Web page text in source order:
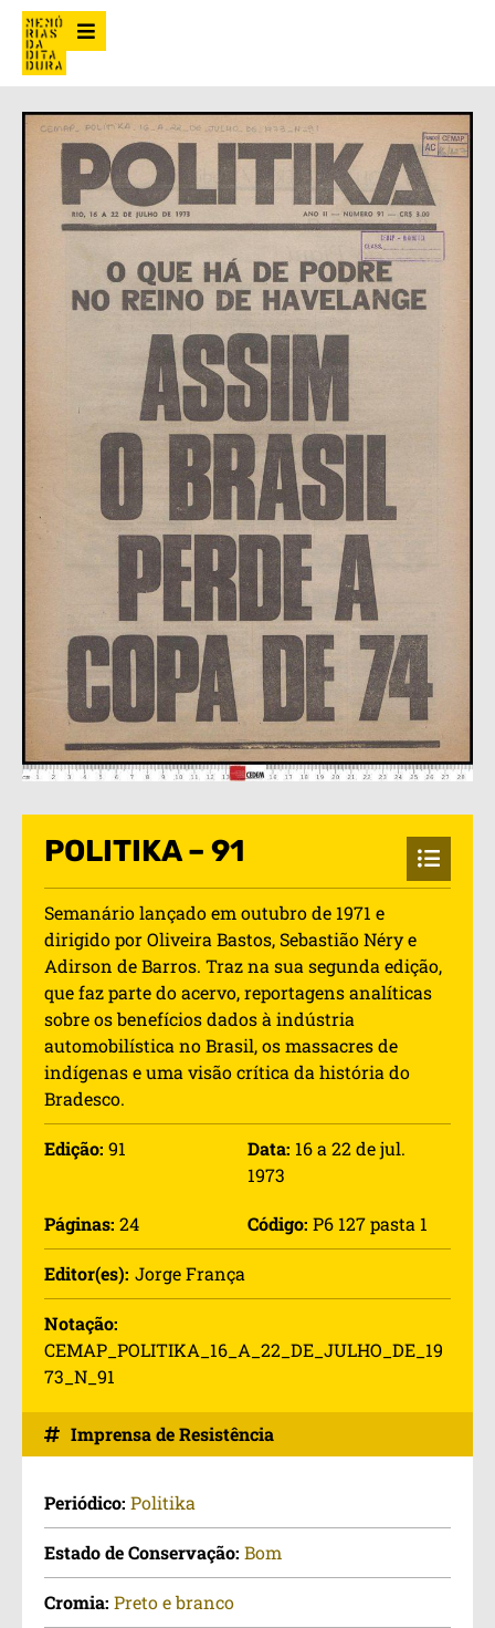
POLITIKA – 91
Semanário lançado em outubro de 1971 e
dirigido por Oliveira Bastos, Sebastião Néry e
Adirson de Barros. Traz na sua segunda edição,
que faz parte do acervo, reportagens analíticas
sobre os benefícios dados à indústria
automobilística no Brasil, os massacres de
indígenas e uma visão crítica da história do
Bradesco.
Edição: 91 Data: 16 a 22 de jul.
1973
Páginas: 24 Código: P6 127 pasta 1
Editor(es): Jorge França
Notação:
CEMAP_POLITIKA_16_A_22_DE_JULHO_DE_19
73_N_91
Imprensa de Resistência
Periódico: Politika
Estado de Conservação: Bom
Cromia: Preto e branco